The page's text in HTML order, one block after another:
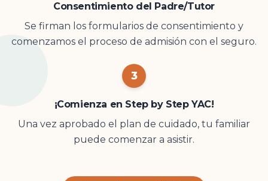
Consentimiento del Padre/Tutor
Se firman los formularios de consentimiento y
comenzamos el proceso de admisión con el seguro.
3
¡Comienza en Step by Step YAC!
Una vez aprobado el plan de cuidado, tu familiar
puede comenzar a asistir.